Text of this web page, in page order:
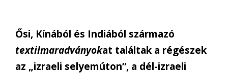
Ősi, Kínából és Indiából származó
textilmaradványokat találtak a régészek
az „izraeli selyemúton”, a dél-izraeli